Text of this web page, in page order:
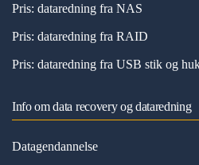
Pris: dataredning fra NAS
Pris: dataredning fra RAID
Pris: dataredning fra USB stik og
Info om data recovery og dataredning
Datagendannelse